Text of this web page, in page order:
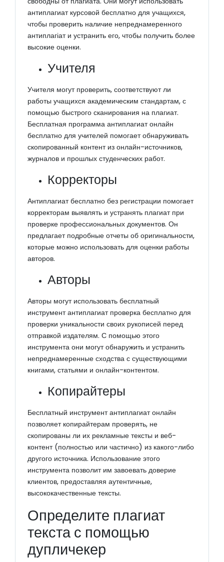
антиплагиат курсовой бесплатно для учащихся,
чтобы проверить наличие непреднамеренного
антиплагіат и устранить его, чтобы получить более
высокие оценки.
Учителя
Учителя могут проверить, соответствуют ли
работы учащихся академическим стандартам, с
помощью быстрого сканирования на плагиат.
Бесплатная программа антиплагиат онлайн
бесплатно для учителей помогает обнаруживать
скопированный контент из онлайн-источников,
журналов и прошлых студенческих работ.
Корректоры
Антиплагиат бесплатно без регистрации помогает
корректорам выявлять и устранять плагиат при
проверке профессиональных документов. Он
предлагает подробные отчеты об оригинальности,
которые можно использовать для оценки работы
авторов.
Авторы
Авторы могут использовать бесплатный
инструмент антиплагиат проверка бесплатно для
проверки уникальности своих рукописей перед
отправкой издателям. С помощью этого
инструмента они могут обнаружить и устранить
непреднамеренные сходства с существующими
книгами, статьями и онлайн-контентом.
Копирайтеры
Бесплатный инструмент антиплагиат онлайн
позволяет копирайтерам проверять, не
скопированы ли их рекламные тексты и веб-
контент (полностью или частично) из какого-либо
другого источника. Использование этого
инструмента позволит им завоевать доверие
клиентов, предоставляя аутентичные,
высококачественные тексты.
Определите плагиат
текста с помощью
дупличекер